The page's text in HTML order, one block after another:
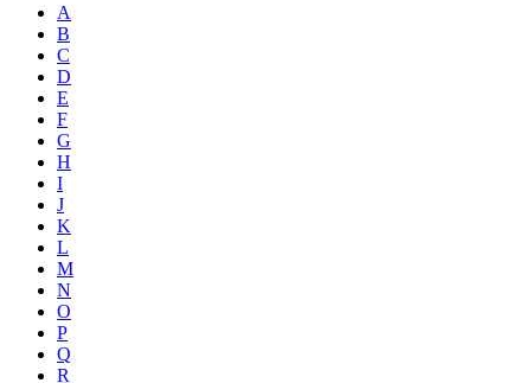
A
B
C
D
E
F
G
H
I
J
K
L
M
N
O
P
Q
R